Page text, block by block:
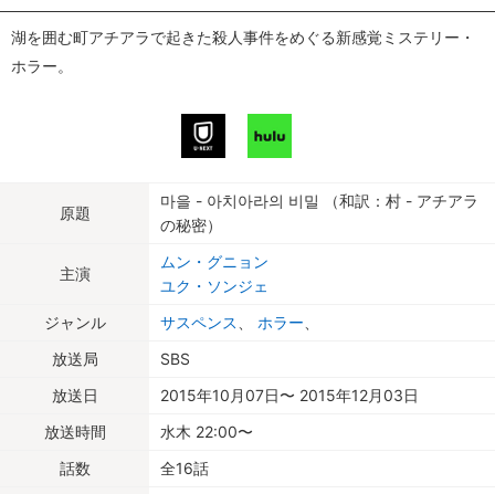
湖を囲む町アチアラで起きた殺人事件をめぐる新感覚ミステリー・
ホラー。
原題
마을 - 아치아라의 비밀 （和訳：村 - アチアラ
の秘密）
主演
ムン・グニョン
ユク・ソンジェ
ジャンル
サスペンス ホラー
放送局
SBS
放送日
2015年10月07日〜 2015年12月03日
放送時間
水木 22:00〜
話数
全16話